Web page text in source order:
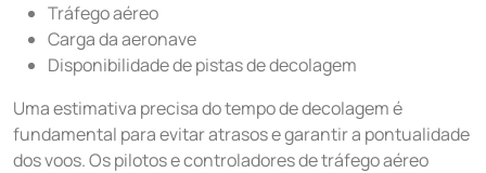
Tráfego aéreo
Carga da aeronave
Disponibilidade de pistas de decolagem
Uma estimativa precisa do tempo de decolagem é
fundamental para evitar atrasos e garantir a pontualidade
dos voos. Os pilotos e controladores de tráfego aéreo